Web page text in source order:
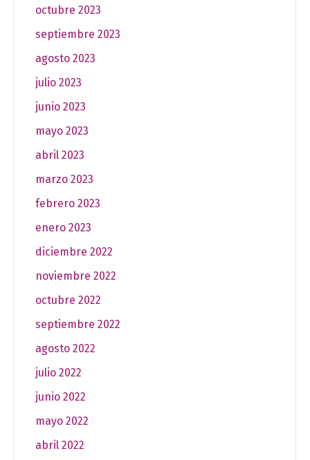
octubre 2023
septiembre 2023
agosto 2023
julio 2023
junio 2023
mayo 2023
abril 2023
marzo 2023
febrero 2023
enero 2023
diciembre 2022
noviembre 2022
octubre 2022
septiembre 2022
agosto 2022
julio 2022
junio 2022
mayo 2022
abril 2022